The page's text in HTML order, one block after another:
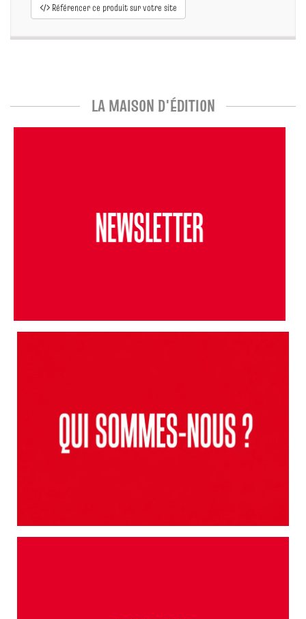
Référencer ce produit sur votre site
LA MAISON D'ÉDITION